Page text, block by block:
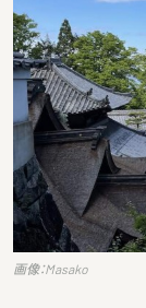
画像：Masako